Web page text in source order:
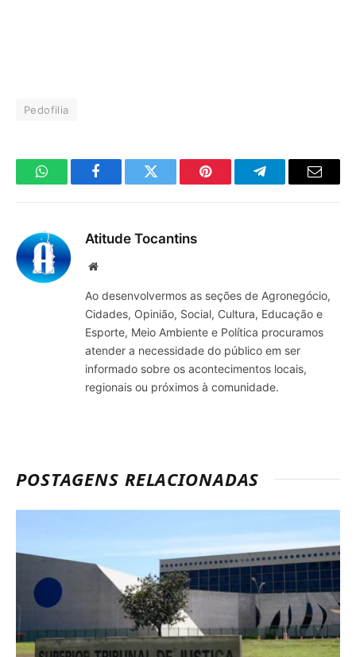
Pedofilia
WhatsAppFacebookTwitter Pinterest TelegramaE-
Atitude Tocantins
Site
Ao desenvolvermos as seções de Agronegócio,
Cidades, Opinião, Social, Cultura, Educação e
Esporte, Meio Ambiente e Política procuramos
atender a necessidade do público em ser
informado sobre os acontecimentos locais,
regionais ou próximos à comunidade.
POSTAGENS RELACIONADAS